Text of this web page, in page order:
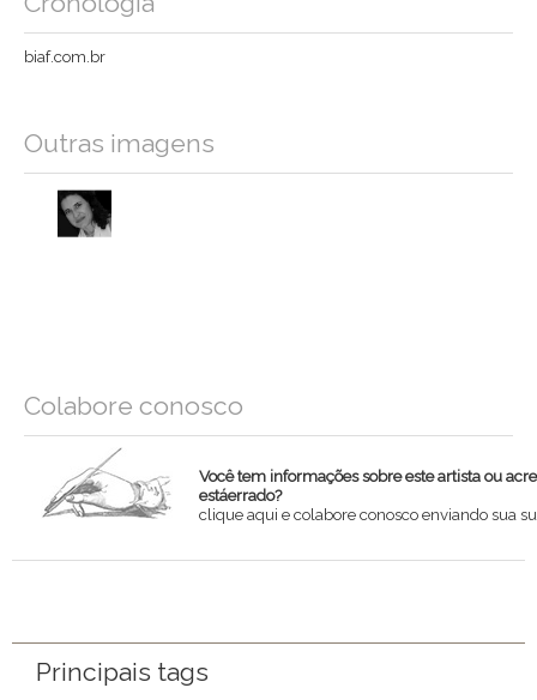
biaf.com.br
Outras imagens
Colabore conosco
Você tem informações sobre este artista ou
estáerrado?
clique aqui e colabore conosco enviando sua
Principais tags